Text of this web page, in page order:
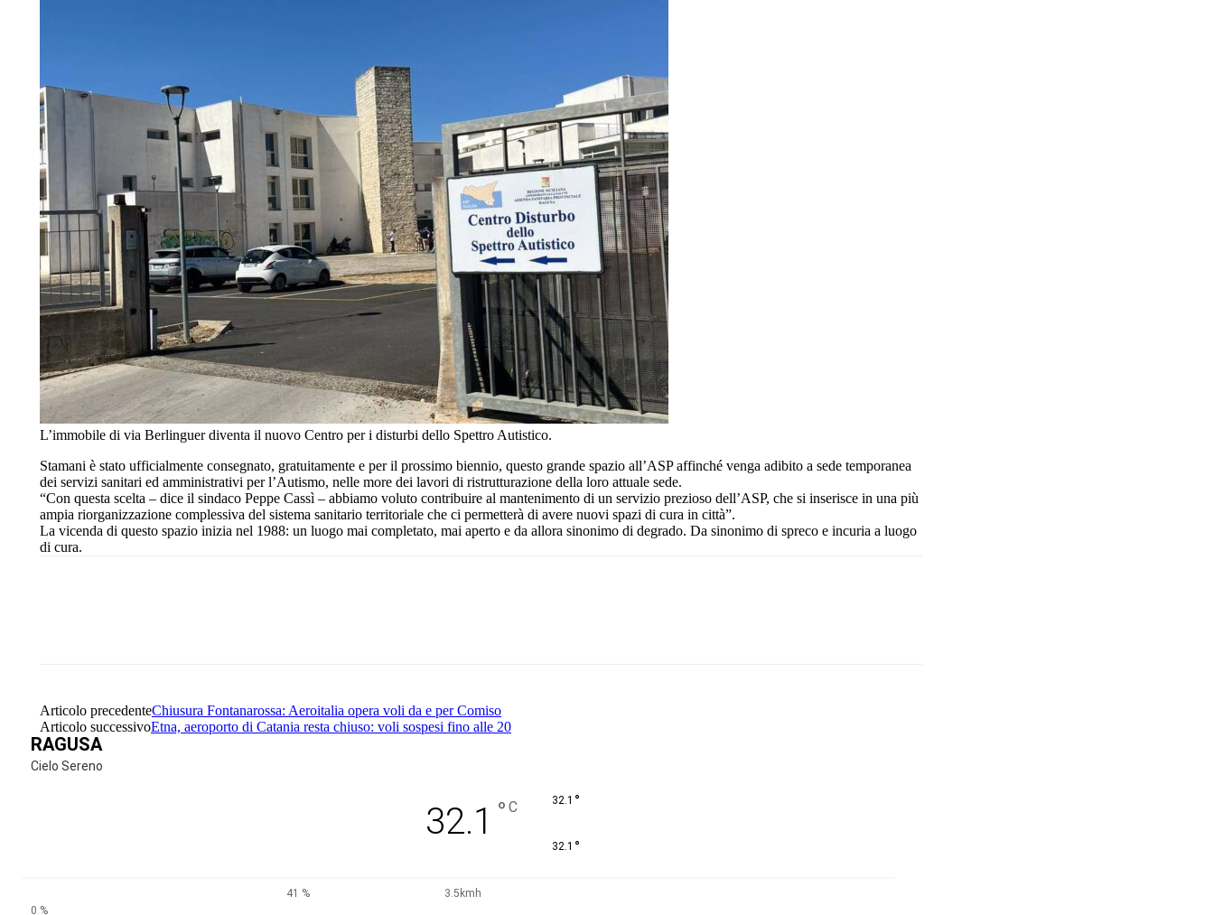
L’immobile di via Berlinguer diventa il nuovo Centro per i disturbi dello Spettro Autistico.
Stamani è stato ufficialmente consegnato, gratuitamente e per il prossimo biennio, questo grande spazio all’ASP affinché venga adibito a sede temporanea
dei servizi sanitari ed amministrativi per l’Autismo, nelle more dei lavori di ristrutturazione della loro attuale sede.
“Con questa scelta – dice il sindaco Peppe Cassì – abbiamo voluto contribuire al mantenimento di un servizio prezioso dell’ASP, che si inserisce in una più
ampia riorganizzazione complessiva del sistema sanitario territoriale che ci permetterà di avere nuovi spazi di cura in città”.
La vicenda di questo spazio inizia nel 1988: un luogo mai completato, mai aperto e da allora sinonimo di degrado. Da sinonimo di spreco e incuria a luogo
di cura.
Articolo precedenteChiusura Fontanarossa: Aeroitalia opera voli da e per Comiso
Articolo successivoEtna, aeroporto di Catania resta chiuso: voli sospesi fino alle 20
RAGUSA
Cielo Sereno
32.1 ° C 32.1 °
32.1 °
41 %
3.5kmh
0 %